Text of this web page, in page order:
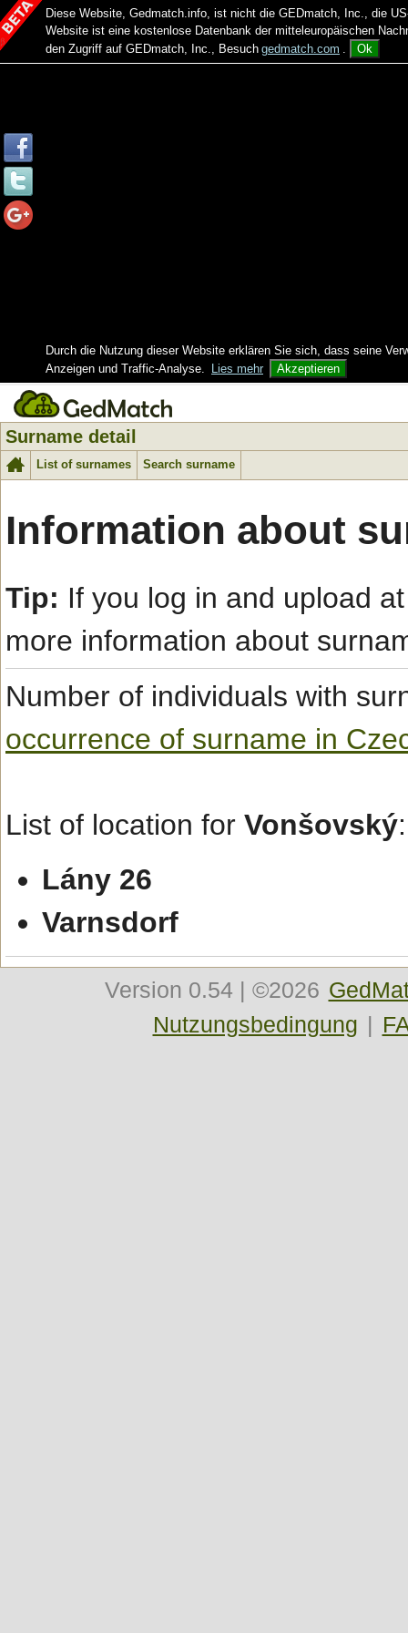
Diese Website, Gedmatch.info, ist nicht die GEDmatch, Inc., die
Website ist eine kostenlose Datenbank der mitteleuropäischen
den Zugriff auf GEDmatch, Inc., Besuch gedmatch.com . Ok
Durch die Nutzung dieser Website erklären Sie sich, dass seine
Anzeigen und Traffic-Analyse.
Lies mehr Akzeptieren
Surname detail
List of surnames Search surname
Information about
Tip: If you log in and upload
more information about
Number of individuals with
occurrence of surname in
List of location for Vonšovský:
Lány 26
Varnsdorf
Version 0.54 | ©2026
Nutzungsbedingung |